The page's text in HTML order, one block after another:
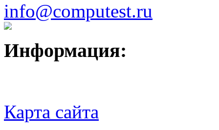
info@computest.ru
Информация:
Карта сайта